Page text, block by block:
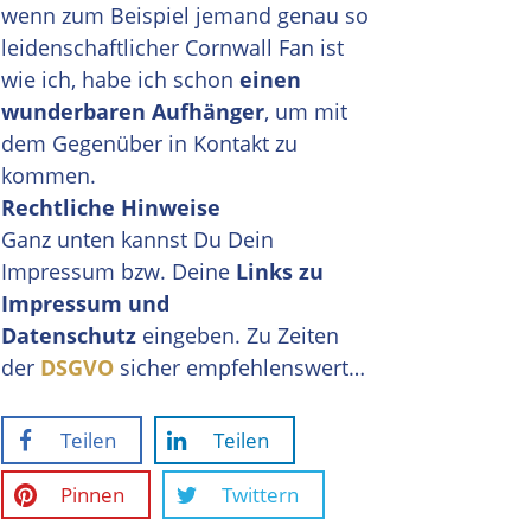
wenn zum Beispiel jemand genau so
leidenschaftlicher Cornwall Fan ist
wie ich, habe ich schon einen
wunderbaren Aufhänger, um mit
dem Gegenüber in Kontakt zu
kommen.
Rechtliche Hinweise
Ganz unten kannst Du Dein
Impressum bzw. Deine Links zu
Impressum und
Datenschutz eingeben. Zu Zeiten
der DSGVO sicher empfehlenswert…
Teilen
Teilen
Pinnen
Twittern